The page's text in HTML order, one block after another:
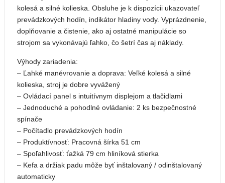
kolesá a silné kolieska. Obsluhe je k dispozícii ukazovateľ
prevádzkových hodín, indikátor hladiny vody. Vyprázdnenie,
doplňovanie a čistenie, ako aj ostatné manipulácie so
strojom sa vykonávajú ľahko, čo šetrí čas aj náklady.
Výhody zariadenia:
– Ľahké manévrovanie a doprava: Veľké kolesá a silné
kolieska, stroj je dobre vyvážený
– Ovládací panel s intuitívnym displejom a tlačidlami
– Jednoduché a pohodlné ovládanie: 2 ks bezpečnostné
spínače
– Počítadlo prevádzkových hodín
– Produktívnosť: Pracovná šírka 51 cm
– Spoľahlivosť: ťažká 79 cm hliníková stierka
– Kefa a držiak padu môže byť inštalovaný / odinštalovaný
automaticky